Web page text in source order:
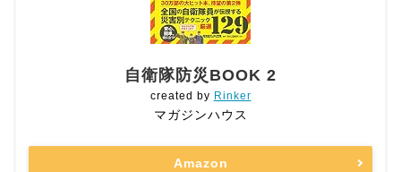
自衛隊防災BOOK 2
created by Rinker
マガジンハウス
Amazon